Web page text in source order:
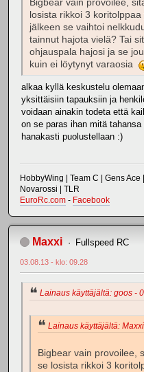
Bigbear vain provoilee,
losista rikkoi 3
jälkeen se vaihtoi
tainnut hajota vielä? Tai
ohjauspala hajosi ja se
kuin ei löytynyt varaosia
alkaa kyllä keskustelu
yksittäisiin tapauksiin ja
voidaan ainakin todeta että
on se paras ihan mitä
hanakasti puolustellaan :)
HobbyWing | Team C | Gens
Novarossi | TLR
EuroRc.com - Facebook
Maxxi Fullspeed RC
03.08.13 - klo: 09.28
Lainaus käyttäjältä: goos -
Lainaus käyttäjältä:
Bigbear vain provoilee,
se losista rikkoi 3